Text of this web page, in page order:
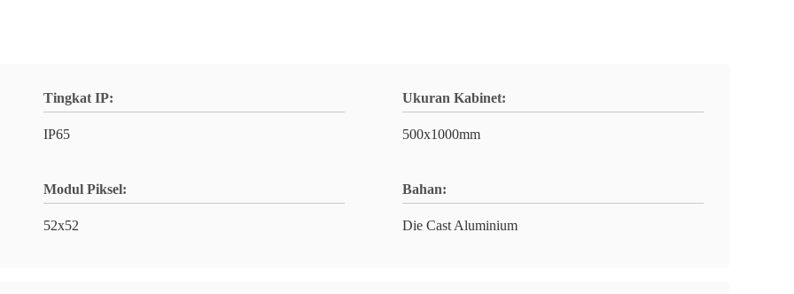
Tingkat IP:
IP65
Ukuran Kabinet:
500x1000mm
Modul Piksel:
52x52
Bahan:
Die Cast Aluminium